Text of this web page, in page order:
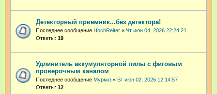
Детекторный приемник...без детектора!
Последнее сообщение HochReiter « Чт июн 04, 2026 22:24:21
Ответы: 19
Удлинитель аккумуляторной пилы с фиговым
проверочным каналом
Последнее сообщение Муркиз « Вт июн 02, 2026 12:14:57
Ответы: 12